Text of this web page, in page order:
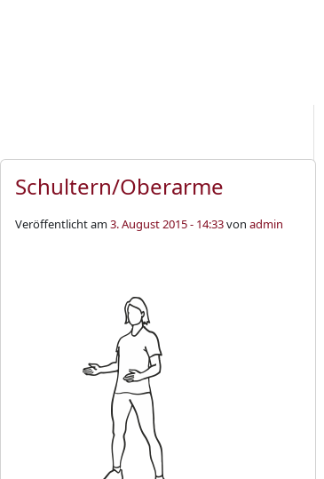
Schultern/Oberarme
Veröffentlicht am3. August 2015 - 14:33von admin